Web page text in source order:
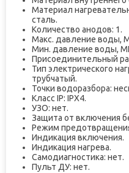
Материал
сталь.
Количество анодов: 1.
Макс. давление воды,
Мин. давление воды,
Присоединительный
Тип электрического
трубчатый.
Точки водоразбора:
Класс IP: IPX4.
УЗО: нет.
Защита от включения
Режим
Индикация включения.
Индикация нагрева.
Самодиагностика: нет.
Пульт ДУ: нет.